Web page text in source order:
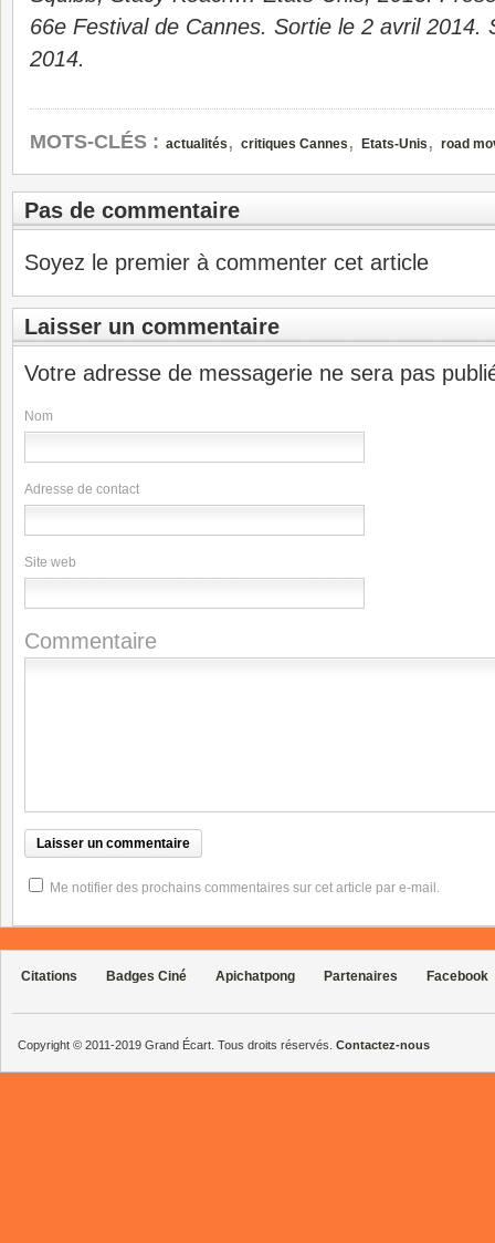
66e Festival de Cannes. Sortie le 2 avril 2014.
2014.
MOTS-CLÉS : actualités , critiques Cannes , Etats-Unis , road
Pas de commentaire
Soyez le premier à commenter cet article
Laisser un commentaire
Votre adresse de messagerie ne sera pas
Nom
Adresse de contact
Site web
Commentaire
Me notifier des prochains commentaires sur cet article par e-mail.
Citations Badges Ciné Apichatpong Partenaires Facebook
Copyright © 2011-2019 Grand Écart. Tous droits réservés. Contactez-nous